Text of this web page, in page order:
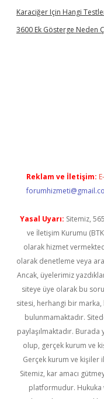
Karaciğer Için Hangi
3600 Ek Gösterge Neden
Reklam ve İletişim:
Yasal Uyarı: Sitemiz,
ve İletişim Kurumu
olarak hizmet
olarak denetleme veya
Ancak, üyelerimiz
siteye üye olarak bu
sitesi, herhangi bir marka,
bulunmamaktadır.
paylaşılmaktadır.
olup, gerçek kurum ve
Gerçek kurum ve
Sitemiz, kar amacı
platformudur. Hukuka